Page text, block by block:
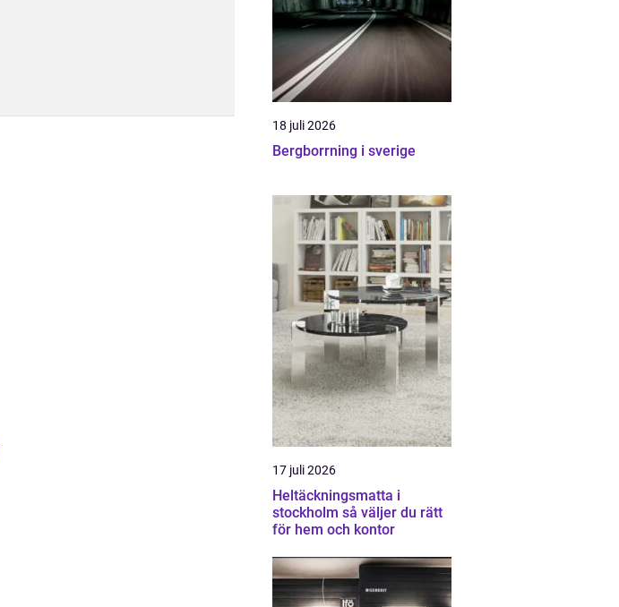
18 juli 2026
Bergborrning i sverige
17 juli 2026
Heltäckningsmatta i
stockholm så väljer du rätt
för hem och kontor